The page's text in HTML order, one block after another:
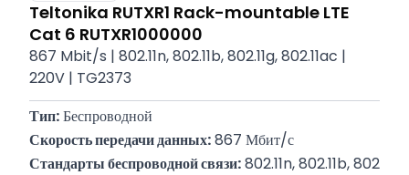
Teltonika RUTXR1 Rack-mountable LTE
Cat 6 RUTXR1000000
867 Mbit/s | 802.11n, 802.11b, 802.11g, 802.11ac |
220V | TG2373
Тип: Беспроводной
Скорость передачи данных: 867 Мбит/с
Стандарты беспроводной связи: 802.11n, 802.11b,